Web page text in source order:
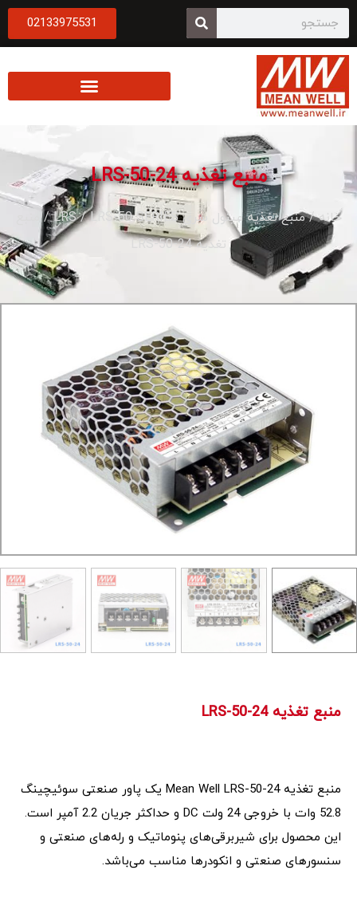
02133975531
منبع تغذیه LRS-50-24
خانه/منبع تغذیه مینول سری LRS /LRS-50 SERIES
/ منبع
تغذیه LRS-50-24
منبع تغذیه LRS-50-24
منبع تغذیه Mean Well LRS-50-24 یک پاور صنعتی سوئیچینگ
52.8 وات با خروجی 24 ولت DC و حداکثر جریان 2.2 آمپر است.
این محصول برای شیربرقی‌های پنوماتیک و رله‌های صنعتی و
سنسورهای صنعتی و انکودرها مناسب می‌باشد.